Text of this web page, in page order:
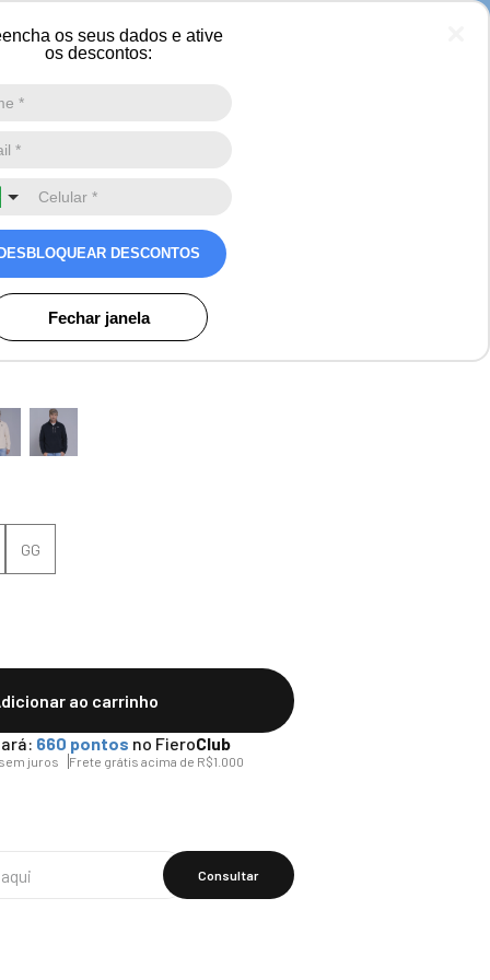
os seus dados e ative
os descontos:
DESCONTOS
Fechar janela
Masculino Expedition
Meio Zíper Original
GG
ao carrinho
660 pontos no FieroClub
juros Frete grátis acima de R$1.000
Frete